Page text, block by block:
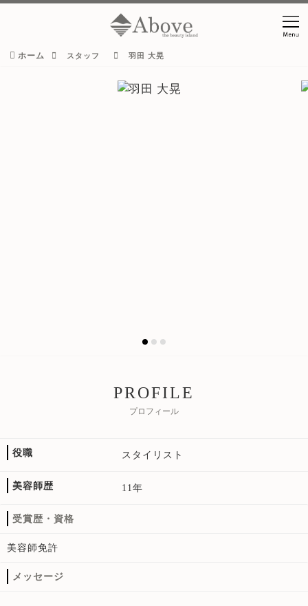
ホーム スタッフ 羽田 大晃
PROFILE
プロフィール
役職 スタイリスト
美容師歴 11年
受賞歴・資格
美容師免許
メッセージ